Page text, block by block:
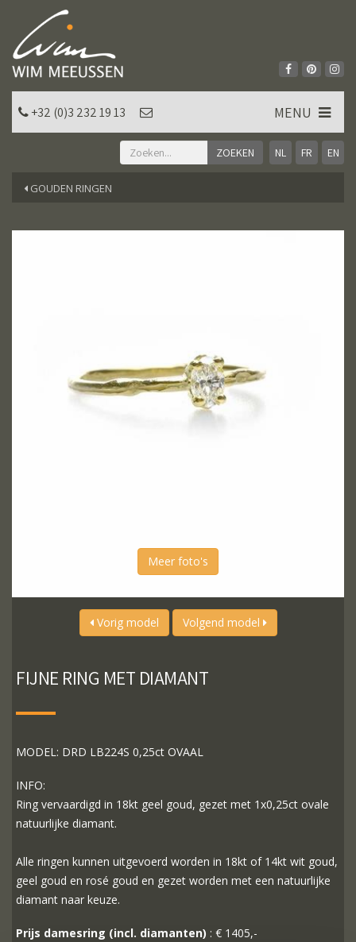
NL FR EN
+32 (0)3 232 19 13 MENU
GOUDEN RINGEN
Meer foto's
Vorig model Volgend model
FIJNE RING MET DIAMANT
MODEL: DRD LB224S 0,25ct OVAAL
INFO:
Ring vervaardigd in 18kt geel goud, gezet met 1x0,25ct ovale
natuurlijke diamant.
Alle ringen kunnen uitgevoerd worden in 18kt of 14kt wit goud,
geel goud en rosé goud en gezet worden met een natuurlijke
diamant naar keuze.
Prijs damesring (incl. diamanten) : € 1405,-